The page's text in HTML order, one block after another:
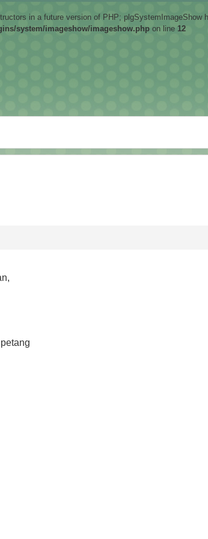
in a future version of PHP; plgSystemImageShow
system/imageshow/imageshow.php on line 12